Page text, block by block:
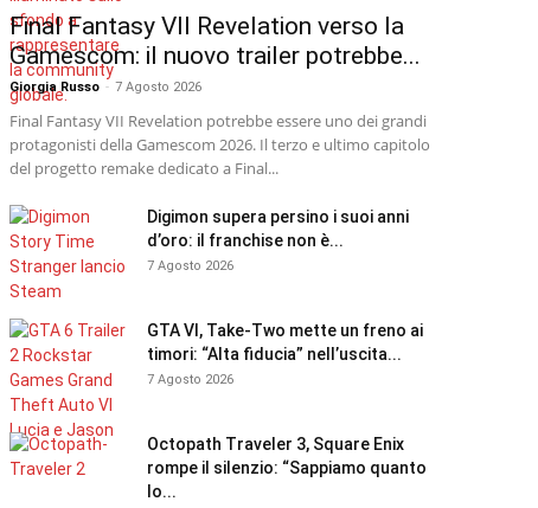
Final Fantasy VII Revelation verso la
Gamescom: il nuovo trailer potrebbe...
Giorgia Russo - 7 Agosto 2026
Final Fantasy VII Revelation potrebbe essere uno dei grandi
protagonisti della Gamescom 2026. Il terzo e ultimo capitolo
del progetto remake dedicato a Final...
Digimon supera persino i suoi anni
d’oro: il franchise non è...
7 Agosto 2026
GTA VI, Take-Two mette un freno ai
timori: “Alta fiducia” nell’uscita...
7 Agosto 2026
Octopath Traveler 3, Square Enix
rompe il silenzio: “Sappiamo quanto
lo...